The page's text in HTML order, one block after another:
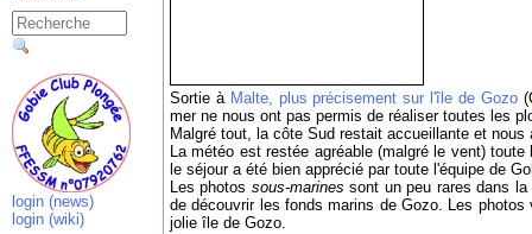
login (news)
login (wiki)
Sortie à Malte, plus précisement sur l'île de Gozo
mer ne nous ont pas permis de réaliser toutes les
Malgré tout, la côte Sud restait accueillante et
La météo est restée agréable (malgré le vent)
le séjour a été bien apprécié par toute l'équipe de
Les photos sous-marines sont un peu rares dans
de découvrir les fonds marins de Gozo. Les
jolie île de Gozo.